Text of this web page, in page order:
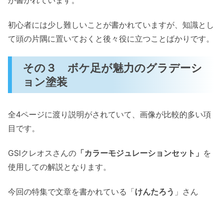
初心者には少し難しいことが書かれていますが、知識とし
て頭の片隅に置いておくと後々役に立つことばかりです。
その３ ボケ足が魅力のグラデーシ
ョン塗装
全4ページに渡り説明がされていて、画像が比較的多い項
目です。
GSIクレオスさんの 「カラーモジュレーションセット」 を
使用しての解説となります。
今回の特集で文章を書かれている「けんたろう 」さん